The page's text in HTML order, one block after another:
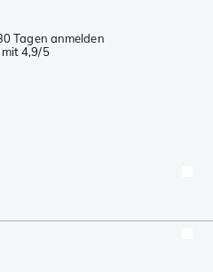
Tagen anmelden
4,9/5